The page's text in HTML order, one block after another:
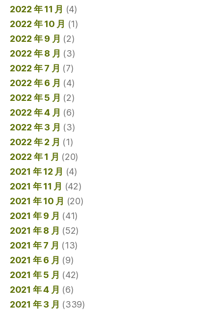
2022 年 11 月 (4)
2022 年 10 月 (1)
2022 年 9 月 (2)
2022 年 8 月 (3)
2022 年 7 月 (7)
2022 年 6 月 (4)
2022 年 5 月 (2)
2022 年 4 月 (6)
2022 年 3 月 (3)
2022 年 2 月 (1)
2022 年 1 月 (20)
2021 年 12 月 (4)
2021 年 11 月 (42)
2021 年 10 月 (20)
2021 年 9 月 (41)
2021 年 8 月 (52)
2021 年 7 月 (13)
2021 年 6 月 (9)
2021 年 5 月 (42)
2021 年 4 月 (6)
2021 年 3 月 (339)